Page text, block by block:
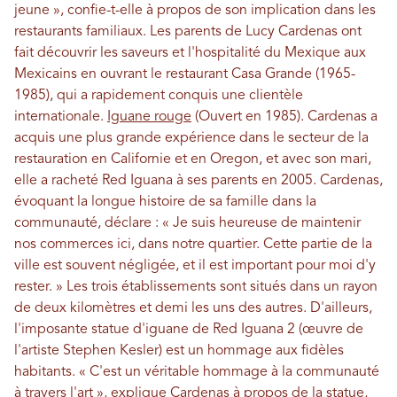
jeune », confie-t-elle à propos de son implication dans les
restaurants familiaux. Les parents de Lucy Cardenas ont
fait découvrir les saveurs et l'hospitalité du Mexique aux
Mexicains en ouvrant le restaurant Casa Grande (1965-
1985), qui a rapidement conquis une clientèle
internationale. Iguane rouge (Ouvert en 1985). Cardenas a
acquis une plus grande expérience dans le secteur de la
restauration en Californie et en Oregon, et avec son mari,
elle a racheté Red Iguana à ses parents en 2005. Cardenas,
évoquant la longue histoire de sa famille dans la
communauté, déclare : « Je suis heureuse de maintenir
nos commerces ici, dans notre quartier. Cette partie de la
ville est souvent négligée, et il est important pour moi d'y
rester. » Les trois établissements sont situés dans un rayon
de deux kilomètres et demi les uns des autres. D'ailleurs,
l'imposante statue d'iguane de Red Iguana 2 (œuvre de
l'artiste Stephen Kesler) est un hommage aux fidèles
habitants. « C'est un véritable hommage à la communauté
à travers l'art », explique Cardenas à propos de la statue,